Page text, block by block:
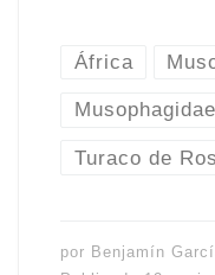
África
Musophagidae
Turaco de
por Benjamín